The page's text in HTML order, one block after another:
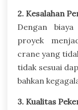
2. Kesalahan
Dengan
proyek
crane yang
tidak sesuai
bahkan
3. Kualitas